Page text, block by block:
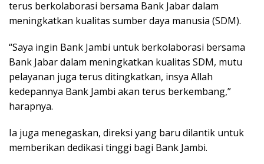
terus berkolaborasi bersama Bank Jabar dalam
meningkatkan kualitas sumber daya manusia (SDM).
“Saya ingin Bank Jambi untuk berkolaborasi bersama
Bank Jabar dalam meningkatkan kualitas SDM, mutu
pelayanan juga terus ditingkatkan, insya Allah
kedepannya Bank Jambi akan terus berkembang,”
harapnya.
Ia juga menegaskan, direksi yang baru dilantik untuk
memberikan dedikasi tinggi bagi Bank Jambi.